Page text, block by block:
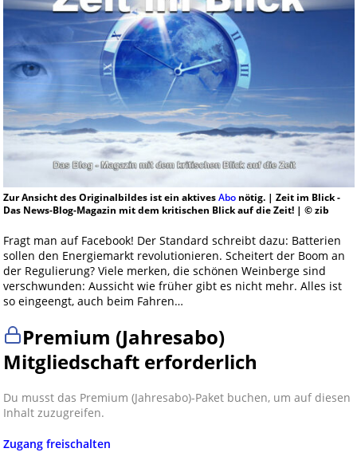
Zur Ansicht des Originalbildes ist ein aktivesAbonötig. | Zeit im Blick -
Das News-Blog-Magazin mit dem kritischen Blick auf die Zeit! | © zib
Fragt man auf Facebook! Der Standard schreibt dazu: Batterien
sollen den Energiemarkt revolutionieren. Scheitert der Boom an
der Regulierung? Viele merken, die schönen Weinberge sind
verschwunden: Aussicht wie früher gibt es nicht mehr. Alles ist
so eingeengt, auch beim Fahren…
Premium (Jahresabo)
Mitgliedschaft erforderlich
Du musst das Premium (Jahresabo)-Paket buchen, um auf diesen
Inhalt zuzugreifen.
Zugang freischalten